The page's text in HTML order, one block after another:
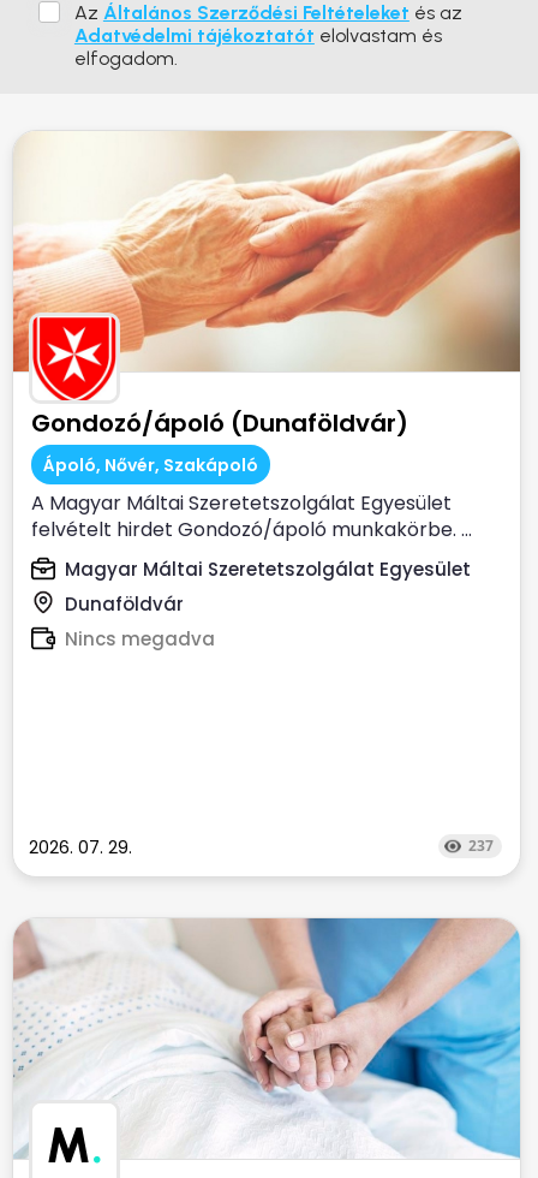
Az Általános Szerződési Feltételeket és az
Adatvédelmi tájékoztatót elolvastam és
elfogadom.
Gondozó/ápoló (Dunaföldvár)
Ápoló, Nővér, Szakápoló
A Magyar Máltai Szeretetszolgálat Egyesület
felvételt hirdet Gondozó/ápoló munkakörbe. ...
Magyar Máltai Szeretetszolgálat Egyesület
Dunaföldvár
Nincs megadva
2026. 07. 29. 237
M.